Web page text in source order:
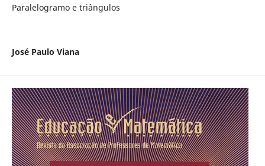
Paralelogramo e triângulos
José Paulo Viana